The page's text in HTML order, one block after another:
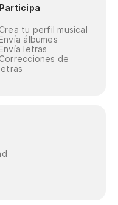
Participa
Crea tu perfil musical
Envía álbumes
Envía letras
Correcciones de
letras